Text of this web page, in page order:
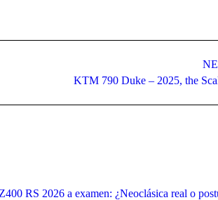
KTM 790 Duke – 2025, the
RS 2026 a examen: ¿Neoclásica real o